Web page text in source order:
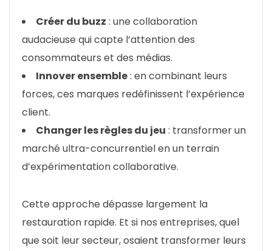
Créer du buzz : une collaboration
audacieuse qui capte l’attention des
consommateurs et des médias.
Innover ensemble: en combinant leurs
forces, ces marques redéfinissent l’expérience
client.
Changer les règles du jeu : transformer un
marché ultra-concurrentiel en un terrain
d’expérimentation collaborative.
Cette approche dépasse largement la
restauration rapide. Et si nos entreprises, quel
que soit leur secteur, osaient transformer leurs